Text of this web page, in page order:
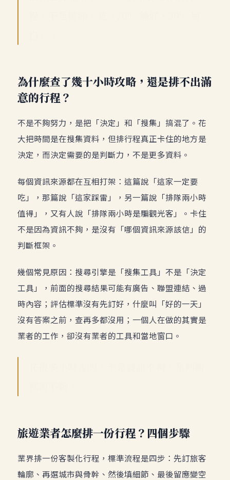
為什麼查了幾十小時攻略，還是排不出滿
意的行程？
不是不夠努力，是把「決定」和「搜集」搞混了。花
大把時間是在搜集資料，但排行程真正卡住的地方是
決定，而決定需要的是判斷力，不是更多資料。
每個資訊來源都在互相打架：這篇說「這家一定要
吃」，那篇說「這家踩雷」，另一篇說「排隊兩小時
值得」，又有人說「排隊兩小時是騙觀光客」。卡住
不是因為資訊不夠，是沒有「哪個資訊來源該信」的
判斷框架。
幾個常見原因：搜尋引擎是「搜集工具」不是「決定
工具」，前面的搜尋結果可能有廣告、聯盟連結、過
時內容；評估標準沒有先訂好，什麼叫「好的一天」
沒有答案之前，查再多都沒用；一個人在做的其實是
業者的工作，卻沒有業者的工具和當地窗口。
旅遊業者怎麼排一份行程？四個步驟
業界排一份客製化行程，標準流程是四步：先訂旅客
輪廓、再選城市與骨幹、然後填細節、最後留應變空